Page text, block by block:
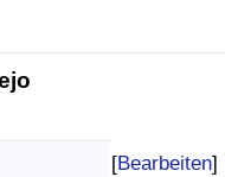
[Bearbeiten]